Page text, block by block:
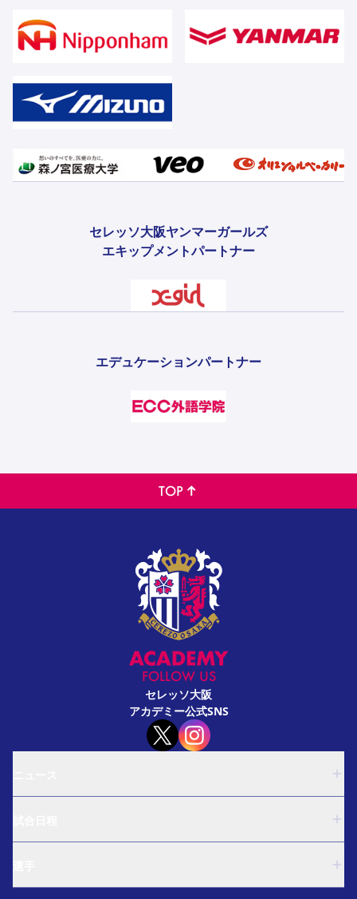
セレッソ大阪ヤンマーガールズ
エキップメントパートナー
エデュケーションパートナー
TOP
FOLLOW US
セレッソ大阪
アカデミー公式SNS